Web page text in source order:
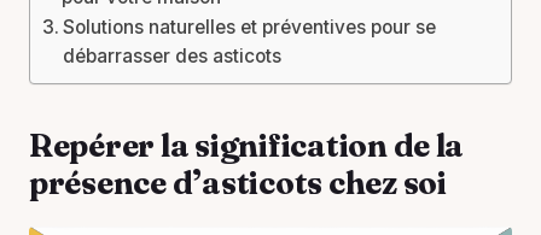
Solutions naturelles et préventives pour se
débarrasser des asticots
Repérer la signification de la
présence d’asticots chez soi